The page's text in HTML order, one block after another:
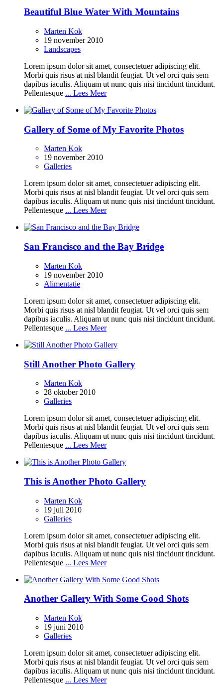
Beautiful Blue Water With Mountains
Marten Kok
19 november 2010
Landscapes
Lorem ipsum dolor sit amet, consectetuer adipiscing elit.
Morbi quis risus at nisl blandit feugiat. Ut vel orci quis sem
dapibus iaculis. Aliquam ut nunc quis nisi tincidunt tincidunt.
Pellentesque ... Lees Meer
Gallery of Some of My Favorite Photos
Marten Kok
19 november 2010
Galleries
Lorem ipsum dolor sit amet, consectetuer adipiscing elit.
Morbi quis risus at nisl blandit feugiat. Ut vel orci quis sem
dapibus iaculis. Aliquam ut nunc quis nisi tincidunt tincidunt.
Pellentesque ... Lees Meer
San Francisco and the Bay Bridge
Marten Kok
19 november 2010
Alimentatie
Lorem ipsum dolor sit amet, consectetuer adipiscing elit.
Morbi quis risus at nisl blandit feugiat. Ut vel orci quis sem
dapibus iaculis. Aliquam ut nunc quis nisi tincidunt tincidunt.
Pellentesque ... Lees Meer
Still Another Photo Gallery
Marten Kok
28 oktober 2010
Galleries
Lorem ipsum dolor sit amet, consectetuer adipiscing elit.
Morbi quis risus at nisl blandit feugiat. Ut vel orci quis sem
dapibus iaculis. Aliquam ut nunc quis nisi tincidunt tincidunt.
Pellentesque ... Lees Meer
This is Another Photo Gallery
Marten Kok
19 juli 2010
Galleries
Lorem ipsum dolor sit amet, consectetuer adipiscing elit.
Morbi quis risus at nisl blandit feugiat. Ut vel orci quis sem
dapibus iaculis. Aliquam ut nunc quis nisi tincidunt tincidunt.
Pellentesque ... Lees Meer
Another Gallery With Some Good Shots
Marten Kok
19 juni 2010
Galleries
Lorem ipsum dolor sit amet, consectetuer adipiscing elit.
Morbi quis risus at nisl blandit feugiat. Ut vel orci quis sem
dapibus iaculis. Aliquam ut nunc quis nisi tincidunt tincidunt.
Pellentesque ... Lees Meer